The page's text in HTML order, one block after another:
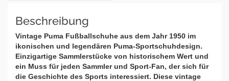
Beschreibung
Vintage Puma Fußballschuhe aus dem Jahr 1950 im
ikonischen und legendären Puma-Sportschuhdesign.
Einzigartige Sammlerstücke von historischem Wert und
ein Muss für jeden Sammler und Sport-Fan, der sich für
die Geschichte des Sports interessiert. Diese vintage